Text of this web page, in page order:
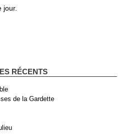
jour.
RÉCENTS
de la Gardette